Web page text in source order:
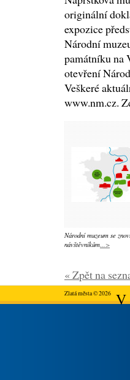
originální
expozice
Národní
památníku na
otevření
Veškeré
www.nm.cz.
Národní muzeum se
návštěvníkům...>
« Zpět na
Zlatá města © 2026V